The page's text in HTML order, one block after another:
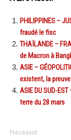
PHILIPPINES –
fraudé le fisc
THAÏLANDE –
de Macron à
ASIE –
existent, la preuve
ASIE DU SUD-
terre du 28 mars
Précédent